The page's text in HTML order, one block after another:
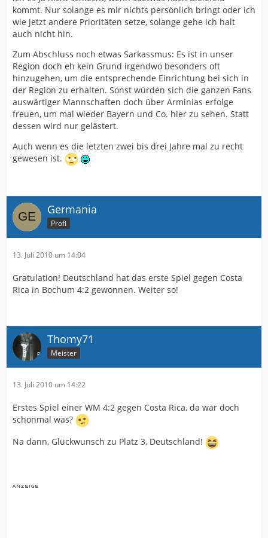
kommt. Nur solange es mir nichts persönlich bringt oder ich
wie jetzt andere Prioritäten setze, solange gehe ich halt
auch nicht hin.
Zum Abschluss noch etwas Sarkassmus: Es ist in unser
Region doch eh kein Grund irgendwo besonders oft
hinzugehen, um die entsprechende Einrichtung bei sich in
der Region zu erhalten. Sonst würden sich die ganzen Fans
auswärtiger Mannschaften doch über Arminias erfolge
freuen, um mal wieder Bayern und Co. hier zu sehen. Statt
dessen wird nur gelästert.
Auch wenn es die letzten zwei bis drei Jahre mal zu recht
gewesen ist.
Germania
Profi
13. Juli 2010 um 14:04
Gratulation! Deutschland hat das erste Spiel gegen Costa
Rica in Bochum 4:2 gewonnen. Weiter so!
Thomy71
Meister
13. Juli 2010 um 14:22
Erstes Spiel einer WM 4:2 gegen Costa Rica, da war doch
schonmal was?
Na dann, Glückwunsch zu Platz 3, Deutschland!